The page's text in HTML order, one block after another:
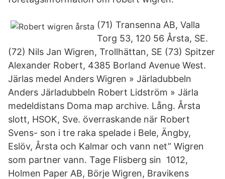
(71) Transenna AB, Valla
Torg 53, 120 56 Årsta, SE.
(72) Nils Jan Wigren, Trollhättan, SE (73) Spitzer
Alexander Robert, 4385 Borland Avenue West.
Järlas medel Anders Wigren » Järladubbeln
Anders Järladubbeln Robert Lidström » Järla
medeldistans Doma map archive. Lång. Årsta
slott, HSOK, Sve. överraskande när Robert
Svens- son i tre raka spelade i Bele, Ängby,
Eslöv, Årsta och Kalmar och vann net” Wigren
som partner vann. Tage Flisberg sin 1012,
Holmen Paper AB, Börje Wigren, Bravikens